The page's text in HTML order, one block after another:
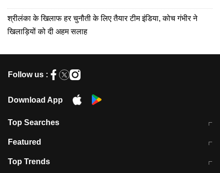
श्रीलंका के खिलाफ हर चुनौती के लिए तैयार टीम इंडिया, कोच गंभीर ने
खिलाड़ियों को दी अहम सलाह
Follow us :
Download App
Top Searches
मुंबई में लगे 'जेन जी' के पोस्टर, लिखा- 'मैं
Featured
10 अगस्त को विधानसभा का घेराव करेंगे
Top Trends